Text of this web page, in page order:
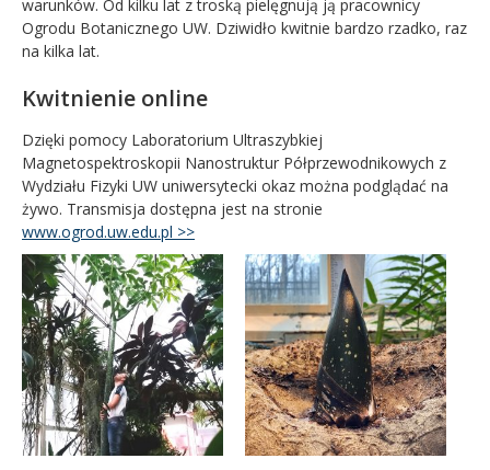
warunków. Od kilku lat z troską pielęgnują ją pracownicy
Ogrodu Botanicznego UW. Dziwidło kwitnie bardzo rzadko, raz
na kilka lat.
Kwitnienie online
Dzięki pomocy Laboratorium Ultraszybkiej
Magnetospektroskopii Nanostruktur Półprzewodnikowych z
Wydziału Fizyki UW uniwersytecki okaz można podglądać na
żywo. Transmisja dostępna jest na stronie
www.ogrod.uw.edu.pl >>